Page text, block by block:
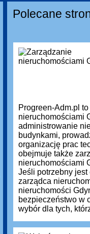
Polecane
Progreen-Adm.pl
nieruchomościami
administrowanie
budynkami,
organizację prac
obejmuje także
nieruchomościami
Jeśli potrzebny
zarządca
nieruchomości
bezpieczeństwo w
wybór dla tych,